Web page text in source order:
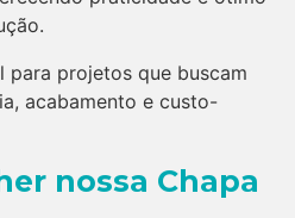
para projetos que buscam
acabamento e custo-
nossa Chapa